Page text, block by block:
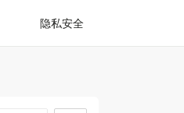
隐私安全